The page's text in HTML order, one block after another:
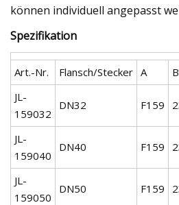
können individuell angepasst
Spezifikation
Art.-Nr. Flansch/Stecker A B
JL-
159032
DN32 F159
JL-
159040
DN40 F159
JL-
159050
DN50 F159